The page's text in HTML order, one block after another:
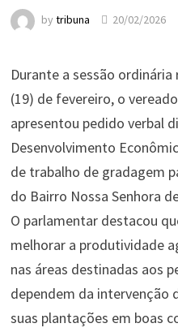
by tribuna 20/02/2026
Durante a sessão
(19) de fevereiro, o
apresentou pedido verbal
Desenvolvimento
de trabalho de gradagem
do Bairro Nossa Senhora
O parlamentar destacou
melhorar a produtividade
nas áreas destinadas aos
dependem da intervenção
suas plantações em boas